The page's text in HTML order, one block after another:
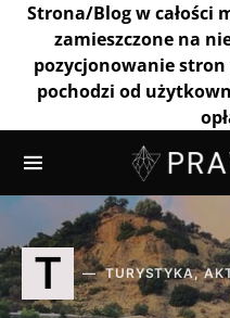
Strona/Blog w całości
zamieszczone na
pozycjonowanie
pochodzi od
T TURYSTYKA,